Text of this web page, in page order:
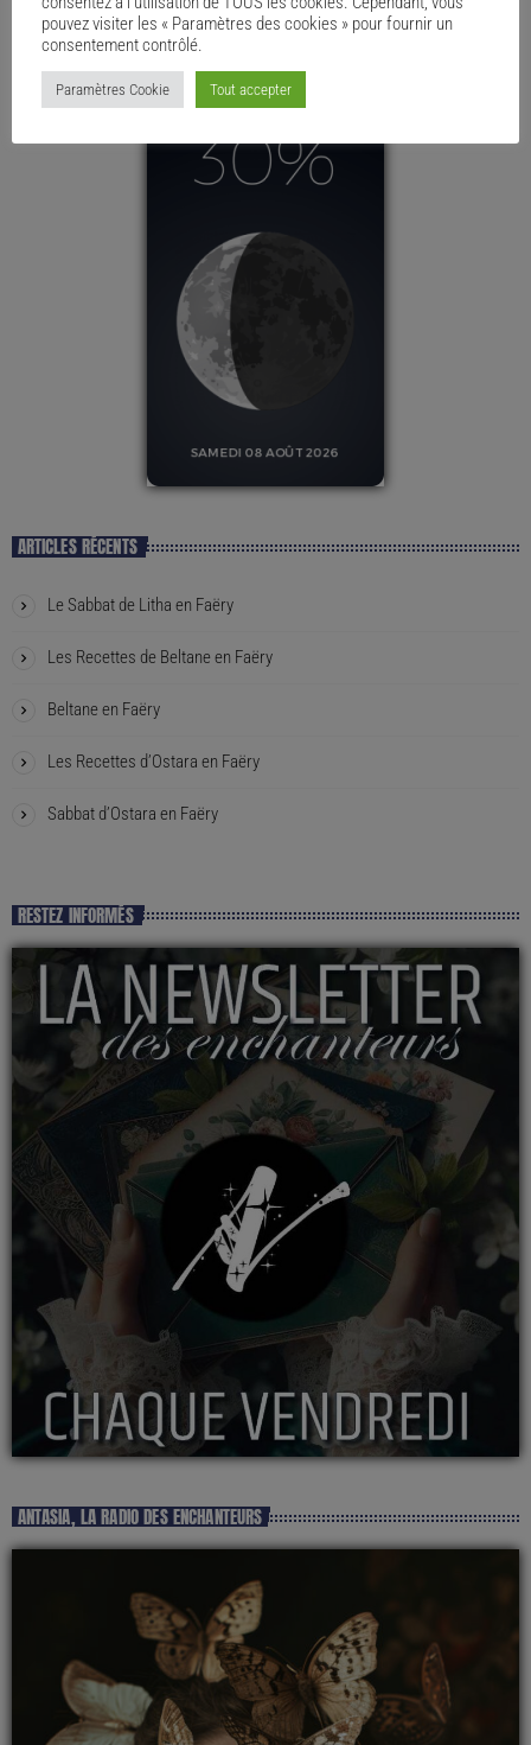
ARTICLES RÉCENTS
Le Sabbat de Litha en Faëry
Les Recettes de Beltane en Faëry
Beltane en Faëry
Les Recettes d’Ostara en Faëry
Sabbat d’Ostara en Faëry
RESTEZ INFORMÉS
ANTASIA, LA RADIO DES ENCHANTEURS
pouvez visiter les « Paramètres des cookies » pour fournir un
consentement contrôlé.
Paramètres Cookie Tout accepter